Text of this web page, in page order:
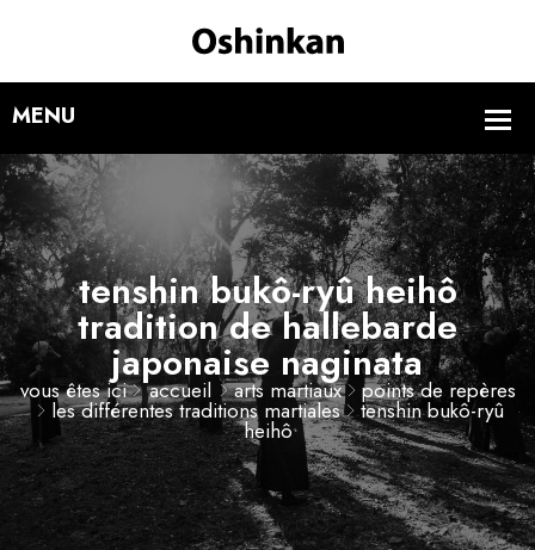
tenshin bukô-ryû heihô
tradition de hallebarde
japonaise naginata
vous êtes ici accueil arts martiaux points de repères
les différentes traditions martiales tenshin bukô-ryû
heihô